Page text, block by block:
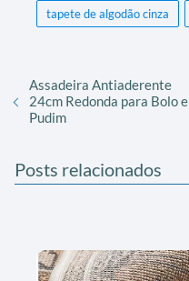
tapete de algodão cinza
Assadeira Antiaderente
24cm Redonda para Bolo e
Pudim
Posts relacionados